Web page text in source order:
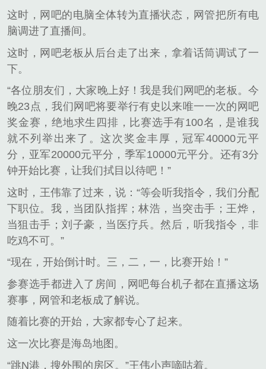
这时，网吧的电脑全体转为直播状态，网管把所有电
脑调进了直播间。
这时，网吧老板从后台走了出来，拿着话筒调试了一
下。
“各位朋友们，大家晚上好！我是我们网吧的老板。今
晚23点，我们网吧将要举行有史以来唯一一次的网吧
奖金赛，绝地求生四排，比赛选手有100名，是谁我
就不列举出来了。这次奖金丰厚，冠军40000元平
分，亚军20000元平分，季军10000元平分。还有3分
钟开始比赛，让我们拭目以待吧！”
这时，王伟靠了过来，说：“等会听我指令，我们分配
下职位。我，当团队指挥；林浩，当突击手；王烨，
当狙击手；刘子豪，当医疗兵。然后，听我指令，非
吃鸡不可。”
“现在，开始倒计时。三，二，一，比赛开始！”
参赛选手都进入了房间，网吧每台机子都在直播这场
赛事，网管和老板成了解说。
随着比赛的开始，大家都专心了起来。
这一次比赛是海岛地图。
“跳N港，搜外围的房区。”王伟小声嘀咕着。